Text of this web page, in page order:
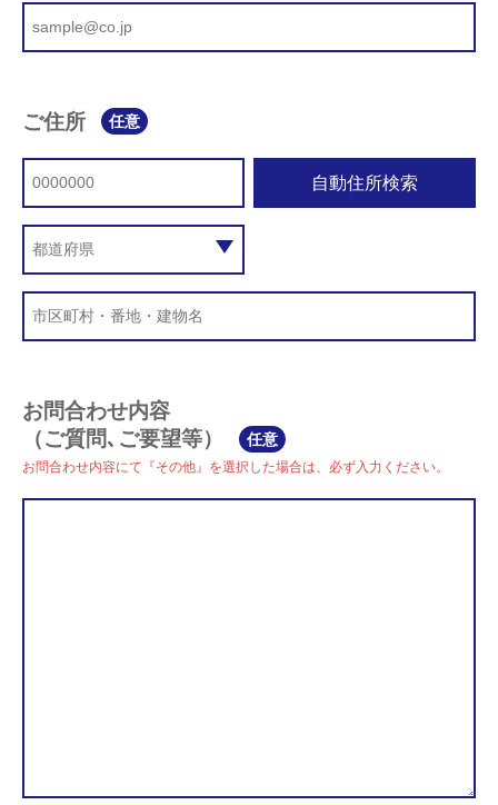
ご住所 任意
自動住所検索
お問合わせ内容
（ご質問､ご要望等）
任意
お問合わせ内容にて『その他』を選択した場合は、必ず入力ください。